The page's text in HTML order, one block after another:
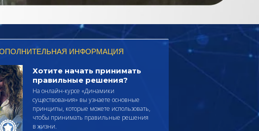
ИНФОРМАЦИЯ
Хотите начать принимать
правильные решения?
На онлайн-курсе «Динамики
существования» вы узнаете основные
принципы, которые можете использовать,
чтобы принимать правильные решения
в жизни.